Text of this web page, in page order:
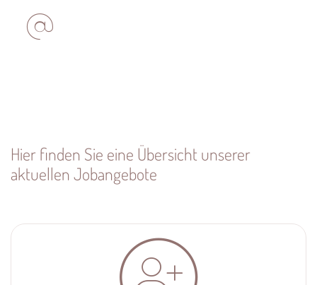
Hier finden Sie eine Übersicht unserer
aktuellen Jobangebote